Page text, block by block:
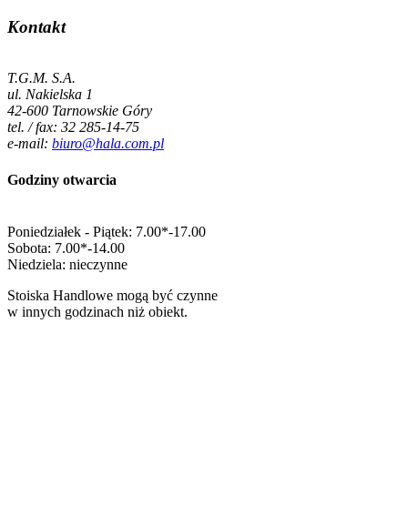
Kontakt
T.G.M. S.A.
ul. Nakielska 1
42-600 Tarnowskie Góry
tel. / fax: 32 285-14-75
e-mail: biuro@hala.com.pl
Godziny otwarcia
Poniedziałek - Piątek: 7.00*-17.00
Sobota: 7.00*-14.00
Niedziela: nieczynne
Stoiska Handlowe mogą być czynne
w innych godzinach niż obiekt.